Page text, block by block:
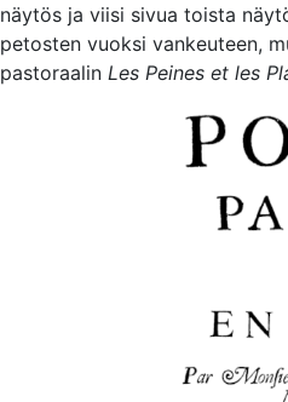
näytös ja viisi sivua toista
petosten vuoksi vankeuteen,
pastoraalin Les Peines et les